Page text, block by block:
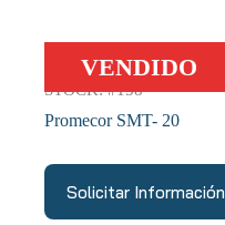
VENDIDO
STOCK: #158
Promecor SMT- 20
Solicitar Información